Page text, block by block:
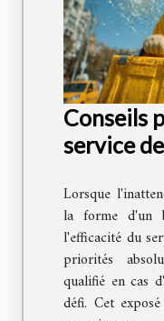
Conseils
service
Lorsque
la forme d'un
l'efficacité du
priorités
qualifié en cas
défi. Cet